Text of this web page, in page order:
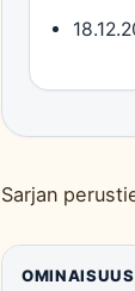
Sarjan
OMINAISUUS